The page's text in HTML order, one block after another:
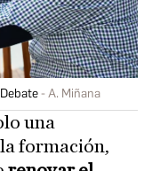
A. Miñana
una
formación,